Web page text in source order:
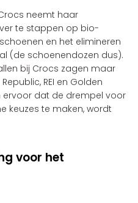
neemt haar
te stappen op bio-
en het elimineren
(de schoenendozen dus).
bij Crocs zagen maar
REI en Golden
ervoor dat de drempel voor
keuzes te maken, wordt
voor het